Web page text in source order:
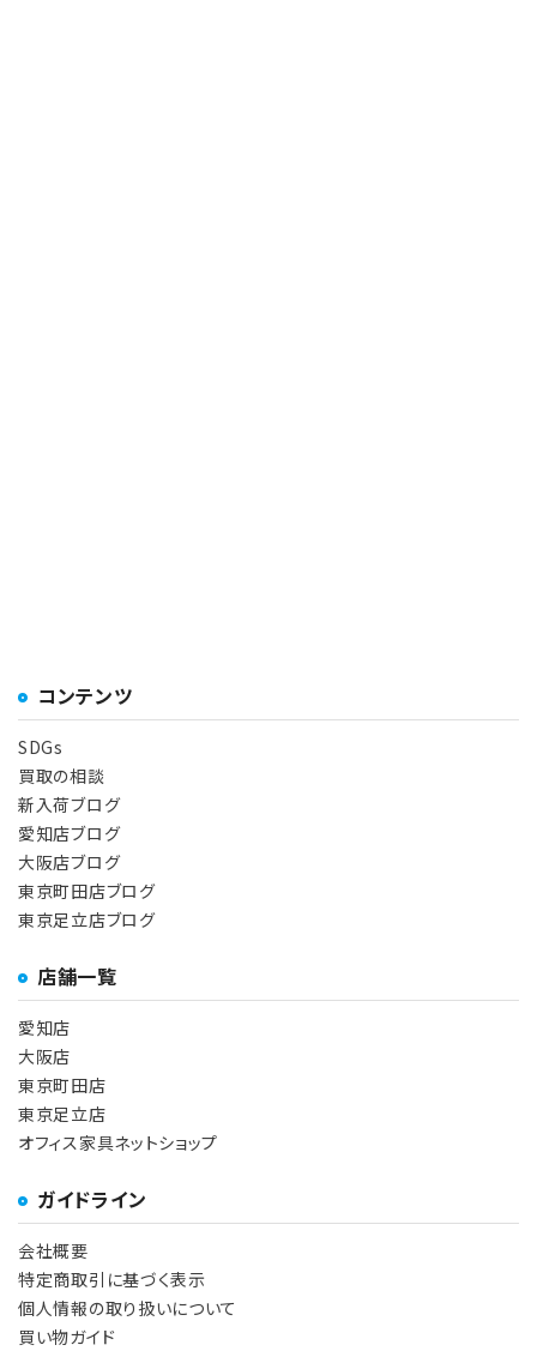
コンテンツ
SDGs
買取の相談
新入荷ブログ
愛知店ブログ
大阪店ブログ
東京町田店ブログ
東京足立店ブログ
店舗一覧
愛知店
大阪店
東京町田店
東京足立店
オフィス家具ネットショップ
ガイドライン
会社概要
特定商取引に基づく表示
個人情報の取り扱いについて
買い物ガイド